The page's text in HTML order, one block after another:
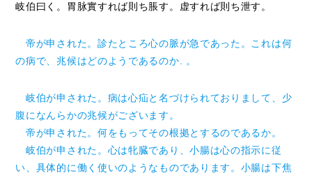
岐伯曰く。胃脉實すれば則ち脹す。虚すれば則ち泄す。
帝が申された。診たところ心の脈が急であった。これは何
の病で、兆候はどのようであるのか. 。
岐伯が申された。病は心疝と名づけられておりまして、少
腹になんらかの兆候がございます。
帝が申された。何をもってその根拠とするのであるか。
岐伯が申された。心は牝臓であり、小腸は心の指示に従
い、具体的に働く使いのようなものであります。小腸は下焦